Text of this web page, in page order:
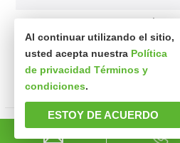
* Respetamos su privacidad. Cuando envía su
Política
Derechos de autor © Shenzhen
Al continuar utilizando el sitio,
usted acepta nuestra Política
de privacidad Términos y
condiciones.
ESTOY DE ACUERDO